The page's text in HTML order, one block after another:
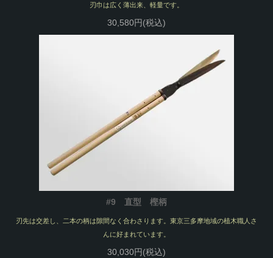
刃巾は広く薄出来、軽量です。
30,580円(税込)
#9 直型 樫柄
刃先は交差し、二本の柄は隙間なく合わさります。東京三多摩地域の植木職人さ
んに好まれています。
30,030円(税込)